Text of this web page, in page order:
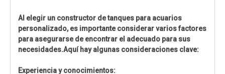
Al elegir un constructor de tanques para acuarios
personalizado, es importante considerar varios factores
para asegurarse de encontrar el adecuado para sus
necesidades.Aquí hay algunas consideraciones clave:
Experiencia y conocimientos: